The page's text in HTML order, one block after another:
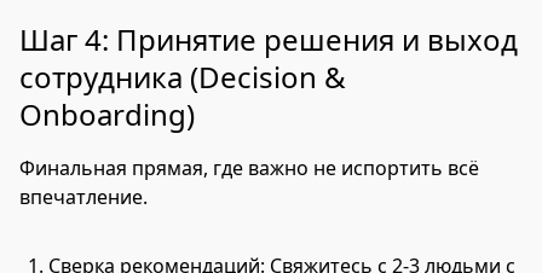
Шаг 4: Принятие решения и выход
сотрудника (Decision &
Onboarding)
Финальная прямая, где важно не испортить всё
впечатление.
Сверка рекомендаций: Свяжитесь с 2-3 людьми с